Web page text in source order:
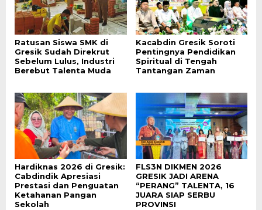
Ratusan Siswa SMK di
Gresik Sudah Direkrut
Sebelum Lulus, Industri
Berebut Talenta Muda
Kacabdin Gresik Soroti
Pentingnya Pendidikan
Spiritual di Tengah
Tantangan Zaman
Hardiknas 2026 di Gresik:
Cabdindik Apresiasi
Prestasi dan Penguatan
Ketahanan Pangan
Sekolah
FLS3N DIKMEN 2026
GRESIK JADI ARENA
“PERANG” TALENTA, 16
JUARA SIAP SERBU
PROVINSI